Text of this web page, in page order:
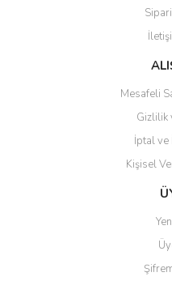
Mesafeli
Gizlilik
İptal ve
Kişisel